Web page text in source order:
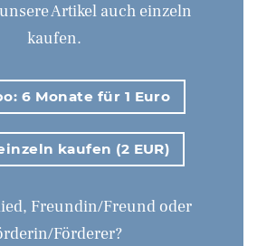
Artikel auch einzeln
kaufen.
6 Monate für 1 Euro
kaufen (2 EUR)
Freundin/Freund oder
Förderer?